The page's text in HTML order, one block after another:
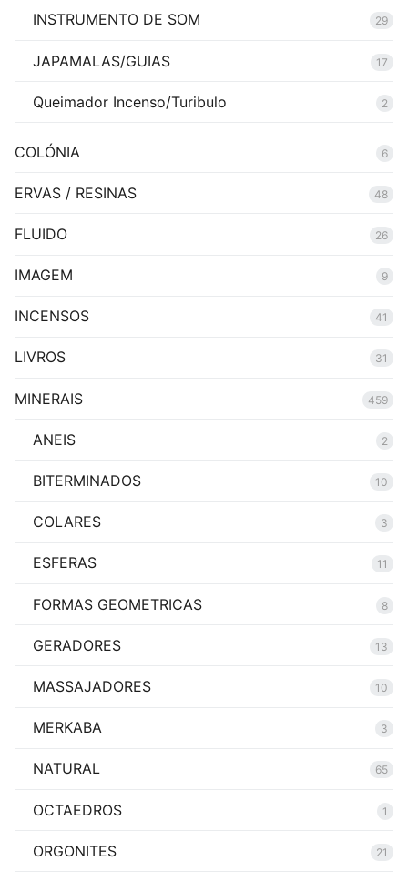
INSTRUMENTO DE SOM 29
JAPAMALAS/GUIAS 17
Queimador Incenso/Turibulo 2
COLÓNIA 6
ERVAS / RESINAS 48
FLUIDO 26
IMAGEM 9
INCENSOS 41
LIVROS 31
MINERAIS 459
ANEIS 2
BITERMINADOS 10
COLARES 3
ESFERAS 11
FORMAS GEOMETRICAS 8
GERADORES 13
MASSAJADORES 10
MERKABA 3
NATURAL 65
OCTAEDROS 1
ORGONITES 21